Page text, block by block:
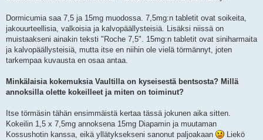
Dormicumia saa 7,5 ja 15mg muodossa. 7,5mg:n tabletit ovat soikeita,
jakouurteellisia, valkoisia ja kalvopäällysteisiä. Lisäksi niissä on
muistaakseni ainakin teksti "Roche 7,5". 15mg:n tabletit ovat siniharmaita
ja kalvopäällysteisiä, mutta itse en niihin ole vielä törmännyt, joten
tarkempaa kuvausta en osaa antaa.
Minkälaisia kokemuksia Vaultilla on kyseisestä bentsosta? Millä
annoksilla olette kokeilleet ja miten on toiminut?
Itse törmäsin tähän ensimmäistä kertaa tässä jokunen aika sitten.
Kokeilin 1,5 x 7,5mg annoksena 15mg Diapamin ja muutaman
Kossushotin kanssa, eikä yllätyksekseni sanonut paljoakaan
Liekö